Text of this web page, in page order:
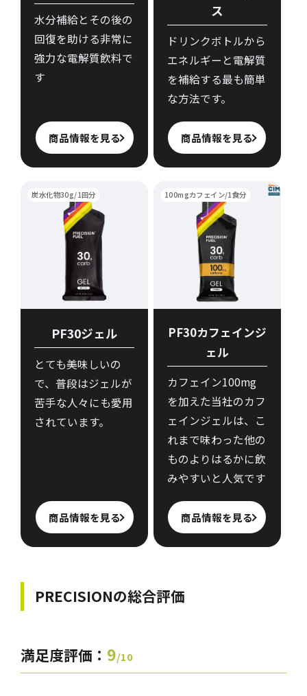
水分補給とその後の
回復を助ける非常に
強力な電解質飲料で
す
商品情報を見る
ス
ドリンクボトルから
エネルギーと電解質
を補給する最も簡単
な方法です。
商品情報を見る
炭水化物30g/1回分
PF30ジェル
とても美味しいの
で、普段はジェルが
苦手な人々にも愛用
されています。
商品情報を見る
100mgカフェイン/1食分
PF30カフェインジ
ェル
カフェイン100mg
を加えた当社のカフ
ェインジェルは、こ
れまで味わった他の
ものよりはるかに飲
みやすいと人気です
商品情報を見る
PRECISIONの総合評価
満足度評価： 9/10